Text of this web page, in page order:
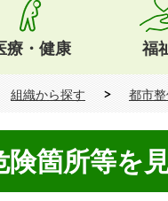
療・健康 福
組織から探す 都市
険箇所等を